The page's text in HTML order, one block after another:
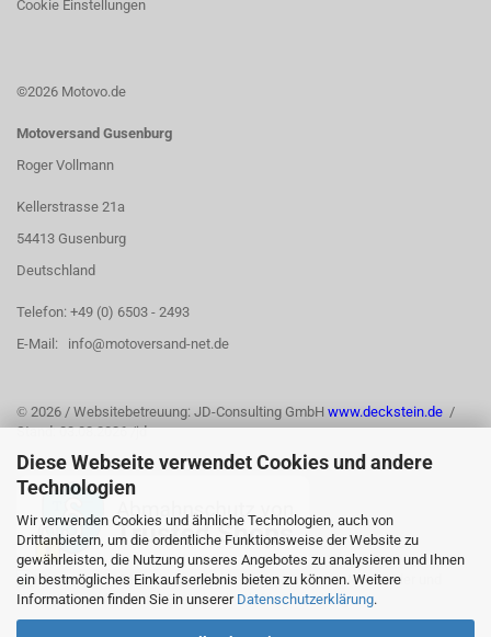
Diese Webseite verwendet Cookies und andere
Technologien
Wir verwenden Cookies und ähnliche Technologien, auch von
Drittanbietern, um die ordentliche Funktionsweise der Website zu
gewährleisten, die Nutzung unseres Angebotes zu analysieren und Ihnen
ein bestmögliches Einkaufserlebnis bieten zu können. Weitere
Informationen finden Sie in unserer Datenschutzerklärung.
Cookie Einstellungen
©2026 Motovo.de
Motoversand Gusenburg
Roger Vollmann
Kellerstrasse 21a
54413 Gusenburg
Deutschland
Telefon: +49 (0) 6503 - 2493
E-Mail: info@motoversand-net.de
© 2026 / Websitebetreuung: JD-Consulting GmbH www.deckstein.de /
Stand: 03.08.2026 /jd